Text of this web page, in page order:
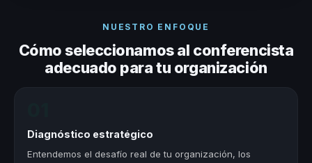
NUESTRO ENFOQUE
Cómo seleccionamos al conferencista
adecuado para tu organización
Diagnóstico estratégico
Entendemos el desafío real de tu organización, los